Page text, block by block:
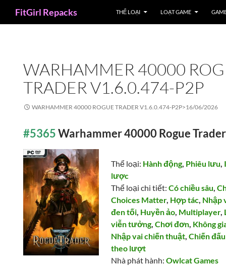
FitGirl Repacks THỂ LOẠI LOẠT GAME
WARHAMMER 40000
TRADER V1.6.0.474-P2P
WARHAMMER 40000 ROGUE TRADER V1.6.0.474-P2P>16/06/2026
#5365Warhammer 40000 Rogue
Thể loại: Hành động, Phiêu lưu,
lược
Thể loại chi tiết:Có chiều sâu,
Choices Matter, Hợp tác, Nhập
đen tối, Huyền ảo, Multiplayer,
viễn tưởng,Chơi đơn, Không
Nhập vai chiến thuật,Chiến
theo lượt
Nhà phát hành:Owlcat Games